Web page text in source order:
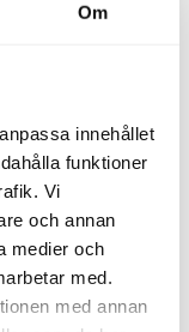
Om
innehållet
funktioner
Vi
och annan
medier och
med.
med annan
välj JA.
återställa